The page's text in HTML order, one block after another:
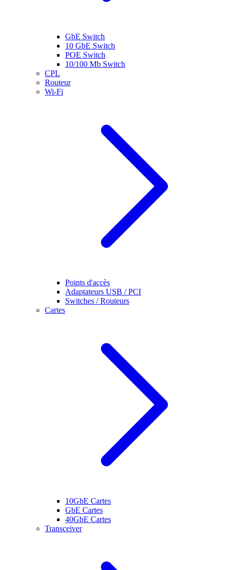
GbE Switch
10 GbE Switch
POE Switch
10/100 Mb Switch
CPL
Routeur
Wi-Fi
Points d'accès
Adaptateurs USB / PCI
Switches / Routeurs
Cartes
10GbE Cartes
GbE Cartes
40GbE Cartes
Transceiver